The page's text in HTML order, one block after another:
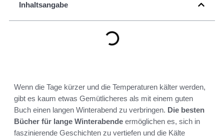
Inhaltsangabe
Wenn die Tage kürzer und die Temperaturen kälter werden,
gibt es kaum etwas Gemütlicheres als mit einem guten
Buch einen langen Winterabend zu verbringen. Die besten
Bücher für lange Winterabende ermöglichen es, sich in
faszinierende Geschichten zu vertiefen und die Kälte